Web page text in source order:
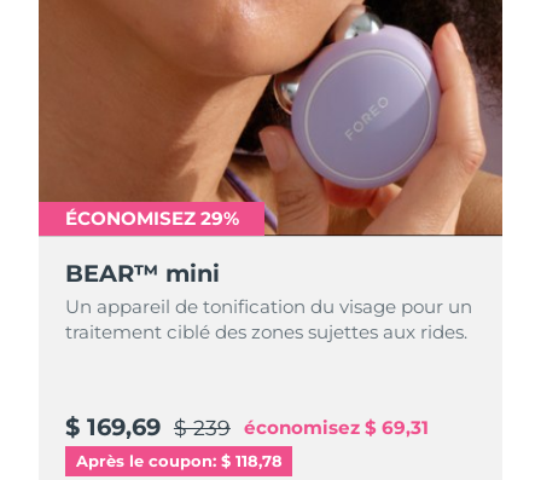
ÉCONOMISEZ 29%
BEAR™ mini
Un appareil de tonification du visage pour un
traitement ciblé des zones sujettes aux rides.
$ 169,69 $ 239 économisez $ 69,31
Après le coupon: $ 118,78
Livraison estimée 12/08/2026
Émirats arabes unis Livraison estimée12/08/2026
Livraison estimée11/08/2026
États-Unis Livraison estimée 12/08/2026
Ouzbékistan
Viêt Nam Livraison estimée17/08/2026